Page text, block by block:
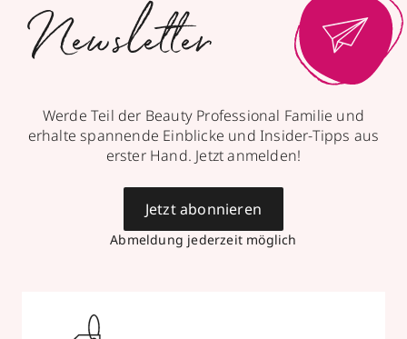
Newsletter
Werde Teil der Beauty Professional Familie und
erhalte spannende Einblicke und Insider-Tipps aus
erster Hand. Jetzt anmelden!
Abmeldung jederzeit möglich
Jetzt abonnieren